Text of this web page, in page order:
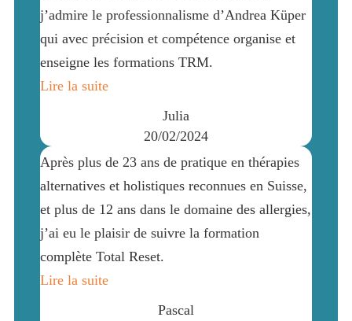
j’admire le professionnalisme d’Andrea Küper
qui avec précision et compétence organise et
enseigne les formations TRM.
Lire la suite
Julia
20/02/2024
Après plus de 23 ans de pratique en thérapies
alternatives et holistiques reconnues en Suisse,
et plus de 12 ans dans le domaine des allergies,
j’ai eu le plaisir de suivre la formation
complète Total Reset.
Lire la suite
Pascal